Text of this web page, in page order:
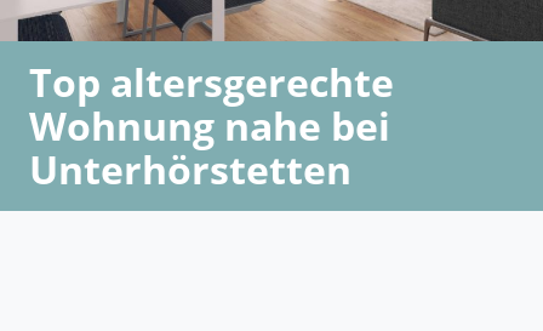
Top altersgerechte
Wohnung nahe bei
Unterhörstetten